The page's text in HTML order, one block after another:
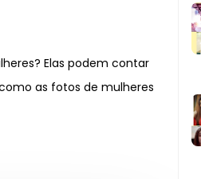
Elas podem contar
as fotos de mulheres